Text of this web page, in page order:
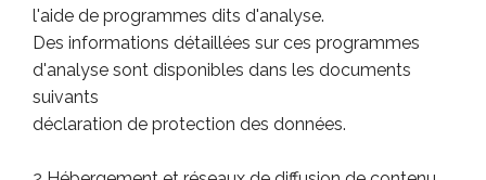
l'aide de programmes dits d'analyse.
Des informations détaillées sur ces programmes
d'analyse sont disponibles dans les documents
suivants
déclaration de protection des données.